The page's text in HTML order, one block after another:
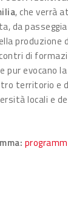
, che verrà
da
produzione
di
pur evocano
territorio e
locali e